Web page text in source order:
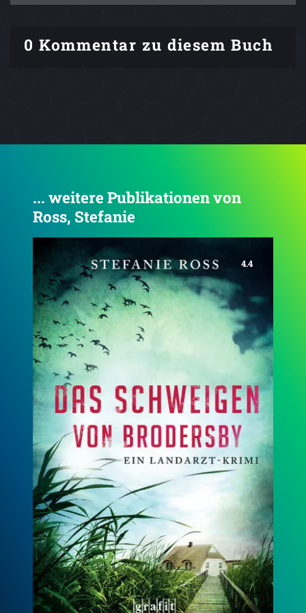
0 Kommentar zu diesem Buch
... weitere Publikationen von
Ross, Stefanie
4.7